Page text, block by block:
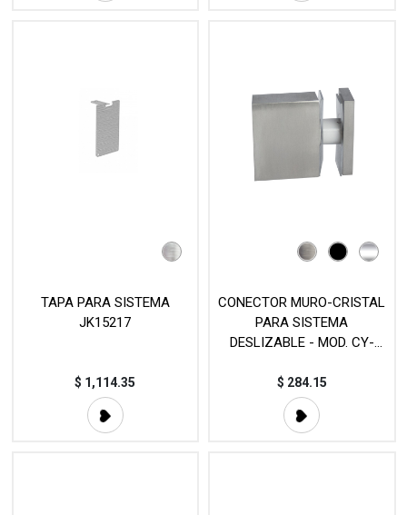
TAPA PARA SISTEMA
JK15217
$ 1,114.35
CONECTOR MURO-CRISTAL
PARA SISTEMA
DESLIZABLE - MOD. CY-
$ 284.15